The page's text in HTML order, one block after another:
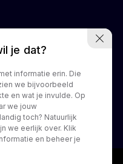
17:00 op afspraak
onsCustomization
je dat?
informatie erin. Die
we bijvoorbeeld
en wat je invulde. Op
we jouw
toch? Natuurlijk
we eerlijk over. Klik
en beheer je